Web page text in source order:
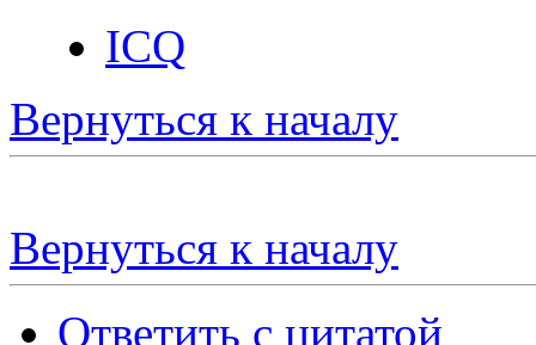
ICQ
Вернуться к началу
Вернуться к началу
Ответить с цитатой